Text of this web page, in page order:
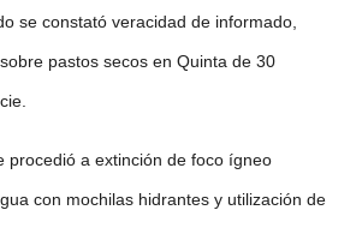
se constató veracidad de informado,
pastos secos en Quinta de 30
procedió a extinción de foco ígneo
con mochilas hidrantes y utilización de